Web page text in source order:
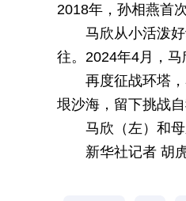
2018年，孙相燕首
马欣从小活泼
往。2024年4月，马
再度征战环塔
垠沙海，留下挑战
马欣（左）和
新华社记者 胡